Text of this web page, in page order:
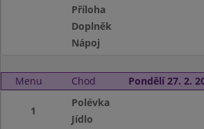
Příloha
Doplněk
Nápoj
Menu Chod Pondělí 27. 2.
1
Polévka
Jídlo